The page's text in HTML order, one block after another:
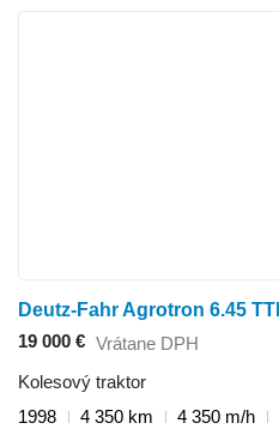
Deutz-Fahr Agrotron 6.45 TTI
19 000 € Vrátane DPH
Kolesový traktor
1998
4 350 km 4 350 m/h